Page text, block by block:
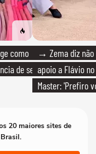
como
de ser
→ Zema diz
apoio a Flávio
Master: 'Prefiro
20 maiores sites de